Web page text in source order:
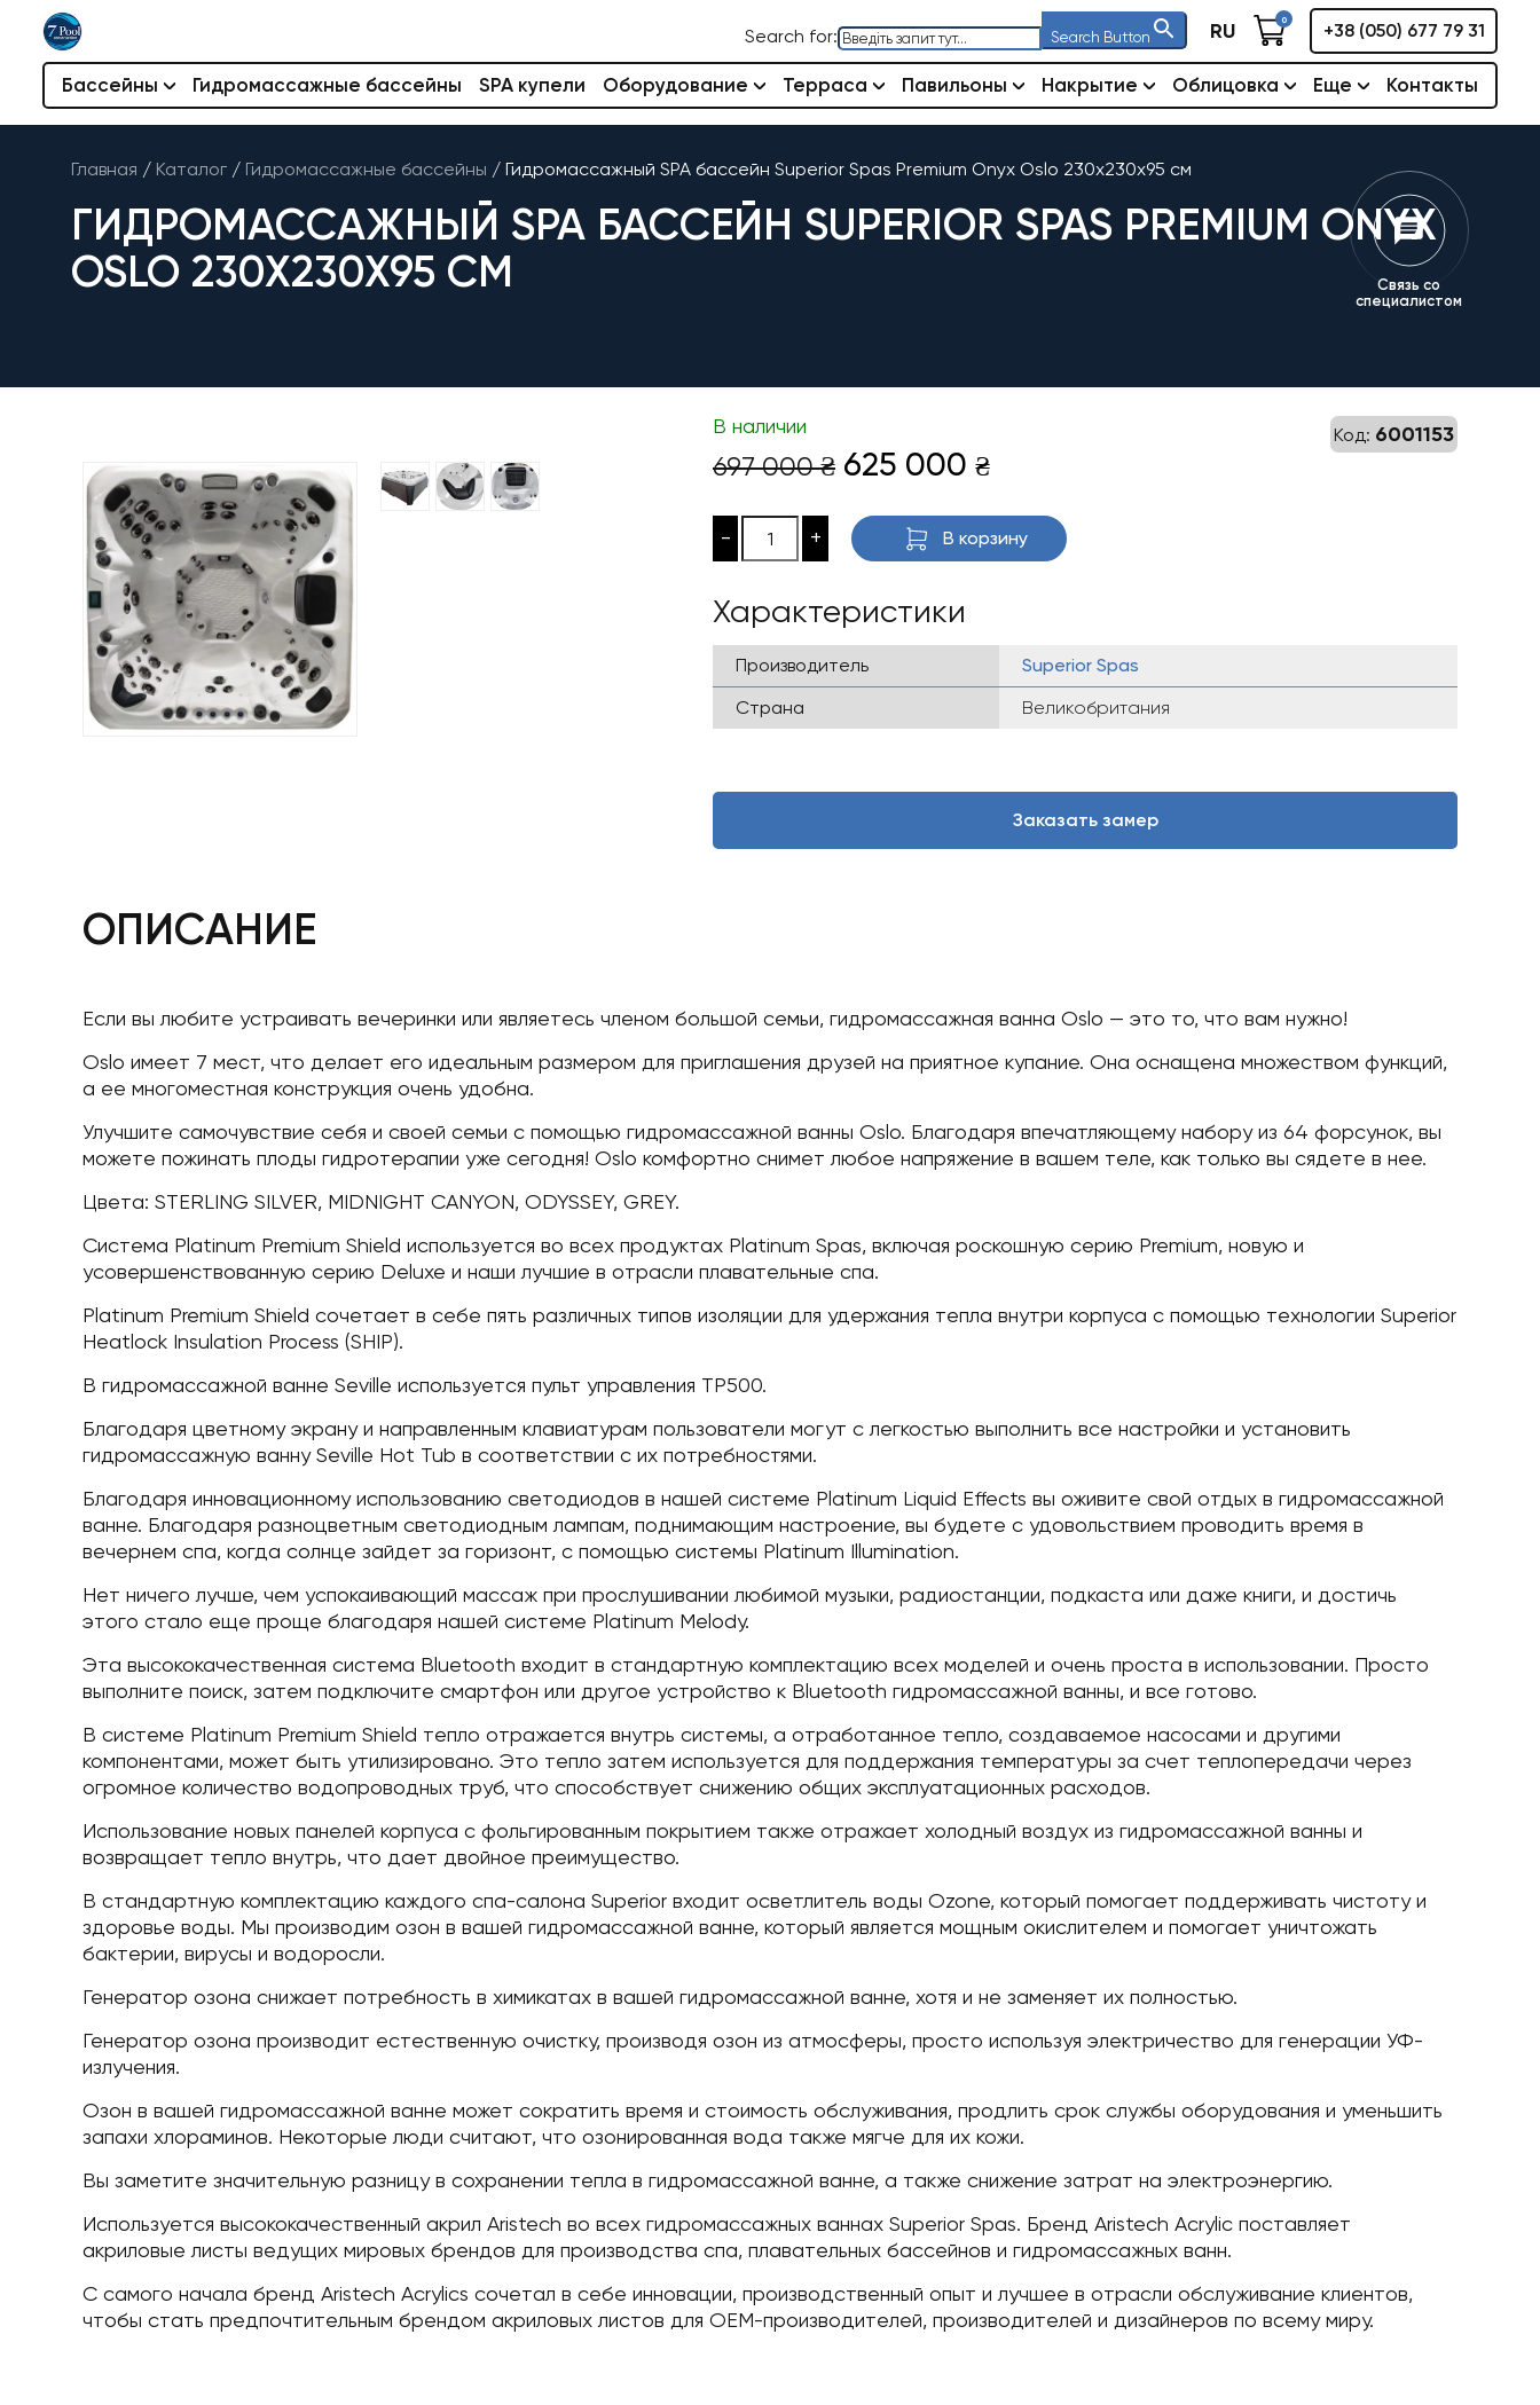
Search for: Search Button RU 0
+38 (050) 677 79 31
Бассейны Гидромассажные бассейны SPA купели Оборудование Терраса Павильоны Накрытие Облицовка Еще Контакты
Главная / Каталог / Гидромассажные бассейны / Гидромассажный SPA бассейн Superior Spas Premium Onyx Oslo 230x230x95 см
ГИДРОМАССАЖНЫЙ SPA БАССЕЙН SUPERIOR SPAS PREMIUM ONYX
OSLO 230X230X95 СМ
Связь со
специалистом
Код: 6001153
В наличии
697 000₴ Первоначальная
составляла
697
000 ₴.
625 000 ₴Текущая
625
000 ₴.
- + В корзину
Характеристики
Производитель
Superior Spas
Страна
Великобритания
Заказать замер
ОПИСАНИЕ
Если вы любите устраивать вечеринки или являетесь членом большой семьи, гидромассажная ванна Oslo — это то, что вам нужно!
Oslo имеет 7 мест, что делает его идеальным размером для приглашения друзей на приятное купание. Она оснащена множеством функций,
а ее многоместная конструкция очень удобна.
Улучшите самочувствие себя и своей семьи с помощью гидромассажной ванны Oslo. Благодаря впечатляющему набору из 64 форсунок, вы
можете пожинать плоды гидротерапии уже сегодня! Oslo комфортно снимет любое напряжение в вашем теле, как только вы сядете в нее.
Цвета: STERLING SILVER, MIDNIGHT CANYON, ODYSSEY, GREY.
Система Platinum Premium Shield используется во всех продуктах Platinum Spas, включая роскошную серию Premium, новую и
усовершенствованную серию Deluxe и наши лучшие в отрасли плавательные спа.
Platinum Premium Shield сочетает в себе пять различных типов изоляции для удержания тепла внутри корпуса с помощью технологии Superior
Heatlock Insulation Process (SHIP).
В гидромассажной ванне Seville используется пульт управления TP500.
Благодаря цветному экрану и направленным клавиатурам пользователи могут с легкостью выполнить все настройки и установить
гидромассажную ванну Seville Hot Tub в соответствии с их потребностями.
Благодаря инновационному использованию светодиодов в нашей системе Platinum Liquid Effects вы оживите свой отдых в гидромассажной
ванне. Благодаря разноцветным светодиодным лампам, поднимающим настроение, вы будете с удовольствием проводить время в
вечернем спа, когда солнце зайдет за горизонт, с помощью системы Platinum Illumination.
Нет ничего лучше, чем успокаивающий массаж при прослушивании любимой музыки, радиостанции, подкаста или даже книги, и достичь
этого стало еще проще благодаря нашей системе Platinum Melody.
Эта высококачественная система Bluetooth входит в стандартную комплектацию всех моделей и очень проста в использовании. Просто
выполните поиск, затем подключите смартфон или другое устройство к Bluetooth гидромассажной ванны, и все готово.
В системе Platinum Premium Shield тепло отражается внутрь системы, а отработанное тепло, создаваемое насосами и другими
компонентами, может быть утилизировано. Это тепло затем используется для поддержания температуры за счет теплопередачи через
огромное количество водопроводных труб, что способствует снижению общих эксплуатационных расходов.
Использование новых панелей корпуса с фольгированным покрытием также отражает холодный воздух из гидромассажной ванны и
возвращает тепло внутрь, что дает двойное преимущество.
В стандартную комплектацию каждого спа-салона Superior входит осветлитель воды Ozone, который помогает поддерживать чистоту и
здоровье воды. Мы производим озон в вашей гидромассажной ванне, который является мощным окислителем и помогает уничтожать
бактерии, вирусы и водоросли.
Генератор озона снижает потребность в химикатах в вашей гидромассажной ванне, хотя и не заменяет их полностью.
Генератор озона производит естественную очистку, производя озон из атмосферы, просто используя электричество для генерации УФ-
излучения.
Озон в вашей гидромассажной ванне может сократить время и стоимость обслуживания, продлить срок службы оборудования и уменьшить
запахи хлораминов. Некоторые люди считают, что озонированная вода также мягче для их кожи.
Вы заметите значительную разницу в сохранении тепла в гидромассажной ванне, а также снижение затрат на электроэнергию.
Используется высококачественный акрил Aristech во всех гидромассажных ваннах Superior Spas. Бренд Aristech Acrylic поставляет
акриловые листы ведущих мировых брендов для производства спа, плавательных бассейнов и гидромассажных ванн.
С самого начала бренд Aristech Acrylics сочетал в себе инновации, производственный опыт и лучшее в отрасли обслуживание клиентов,
чтобы стать предпочтительным брендом акриловых листов для OEM-производителей, производителей и дизайнеров по всему миру.